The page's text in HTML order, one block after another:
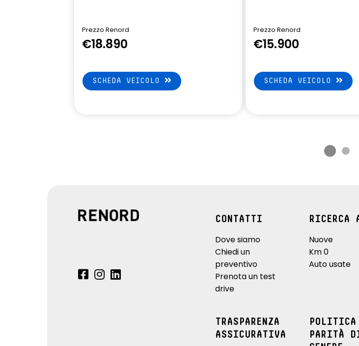
Prezzo Renord
€18.890
SCHEDA VEICOLO
Prezzo Renord
€15.900
SCHEDA VEICOLO
CONTATTI
Dove siamo
Chiedi un
preventivo
Prenota un test
drive
RICERCA
Nuove
Km 0
Auto usate
TRASPARENZA
ASSICURATIVA
POLITICA
PARITÀ